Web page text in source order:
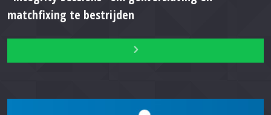
matchfixing te bestrijden